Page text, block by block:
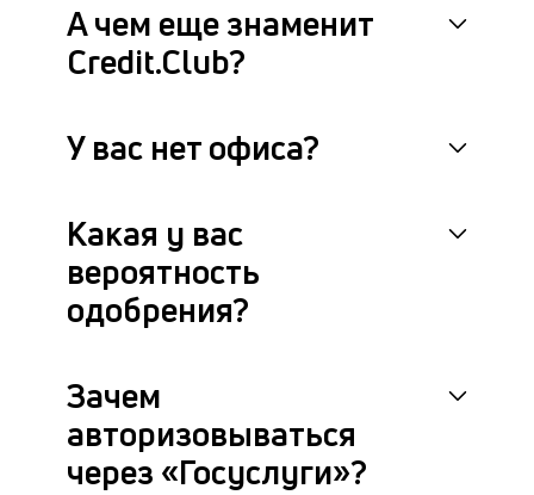
А чем еще знаменит
Credit.Club?
У вас нет офиса?
Какая у вас
вероятность
одобрения?
Зачем
авторизовываться
через «Госуслуги»?